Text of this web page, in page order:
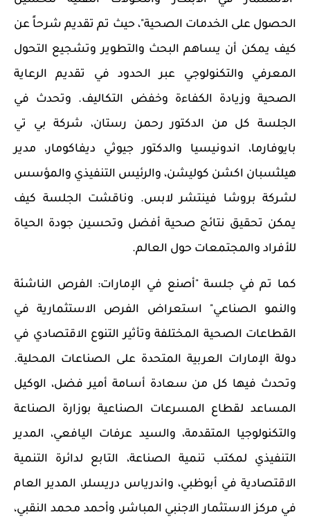
الحصول على الخدمات الصحية"، حيث تم تقديم شرحاً عن
كيف يمكن أن يساهم البحث والتطوير وتشجيع التحول
المعرفي والتكنولوجي عبر الحدود في تقديم الرعاية
الصحية وزيادة الكفاءة وخفض التكاليف. وتحدث في
الجلسة كل من الدكتور رحمن رستان، شركة بي تي
بايوفارما، اندونيسيا والدكتور جيوثي ديفاكومار، مدير
هيلثسبان اكشن كوليشن، والرئيس التنفيذي والمؤسس
لشركة بروشا فينتشر لابس. وناقشت الجلسة كيف
يمكن تحقيق نتائج صحية أفضل وتحسين جودة الحياة
للأفراد والمجتمعات حول العالم.
كما تم في جلسة "أصنع في الإمارات: الفرص الناشئة
والنمو الصناعي" استعراض الفرص الاستثمارية في
القطاعات الصحية المختلفة وتأثير التنوع الاقتصادي في
دولة الإمارات العربية المتحدة على الصناعات المحلية.
وتحدث فيها كل من سعادة أسامة أمير فضل، الوكيل
المساعد لقطاع المسرعات الصناعية بوزارة الصناعة
والتكنولوجيا المتقدمة، والسيد عرفات اليافعي، المدير
التنفيذي لمكتب تنمية الصناعة، التابع لدائرة التنمية
الاقتصادية في أبوظبي، واندرياس دريسلر، المدير العام
في مركز الاستثمار الاجنبي المباشر، وأحمد محمد النقبي،